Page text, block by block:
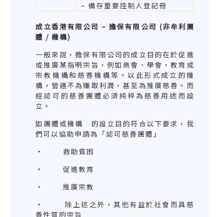
– 備存重要控制人登記冊
成立香港有限公司 – 擔保有限公司 (非牟利團
體 /機構)
一般來說，擔保有限公司的成立目的在於促進
或推廣某指明宗旨，例如商會、學會，教育或
宗教機構和慈善機構等。以此形式成立的機
構，營運不為賺取利潤，甚至為推廣慈善。而
經認可的慈善團體必須純粹為慈善用途而設
立。
如團體或機構 的設立目的符合以下要求，我
們可以協助申請為「認可慈善團體」
· 救助貧困
· 促進教育
· 推廣宗教
· 除上述之外，其他有益於社會而具慈
善性質的宗旨